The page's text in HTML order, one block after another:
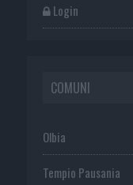
Login
COMUNI
Olbia
Tempio Pausania